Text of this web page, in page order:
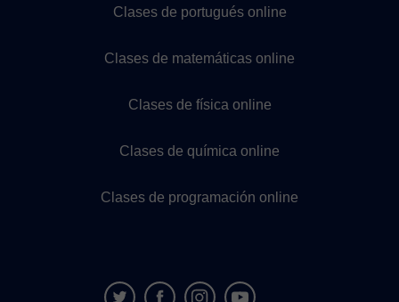
Clases de portugués online
Clases de matemáticas online
Clases de física online
Clases de química online
Clases de programación online